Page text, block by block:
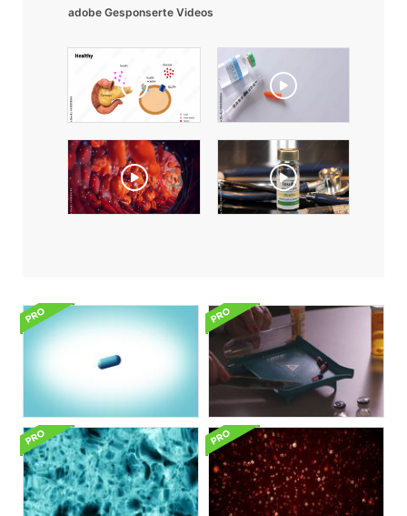
adobe Gesponserte Videos